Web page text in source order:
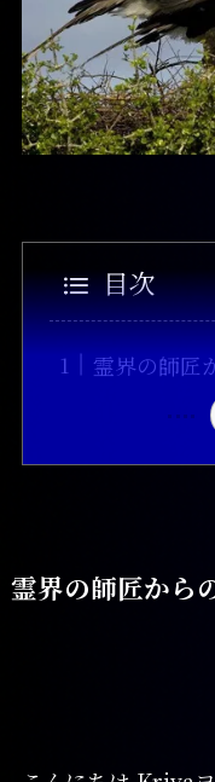
目次
霊界の師匠
霊界の師匠から